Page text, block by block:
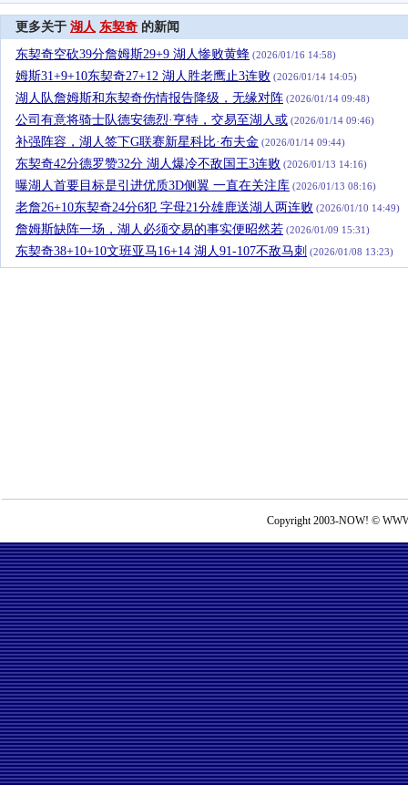
更多关于 湖人 东契奇 的新闻
东契奇空砍39分詹姆斯29+9 湖人惨败黄蜂 (2026/01/16 14:58)
姆斯31+9+10东契奇27+12 湖人胜老鹰止3连败 (2026/01/14 14:05)
湖人队詹姆斯和东契奇伤情报告降级，无缘对阵 (2026/01/14 09:48)
公司有意将骑士队德安德烈·亨特，交易至湖人或 (2026/01/14 09:46)
补强阵容，湖人签下G联赛新星科比·布夫金 (2026/01/14 09:44)
东契奇42分德罗赞32分 湖人爆冷不敌国王3连败 (2026/01/13 14:16)
曝湖人首要目标是引进优质3D侧翼 一直在关注库 (2026/01/13 08:16)
老詹26+10东契奇24分6犯 字母21分雄鹿送湖人两连败 (2026/01/10 14:49)
詹姆斯缺阵一场，湖人必须交易的事实便昭然若 (2026/01/09 15:31)
东契奇38+10+10文班亚马16+14 湖人91-107不敌马刺 (2026/01/08 13:23)
Copyright 2003-NOW! ©